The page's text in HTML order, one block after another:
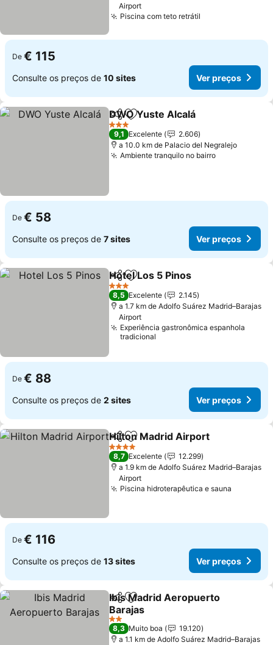
Airport
Piscina com teto retrátil
De € 115
Consulte os preços de 10 sites Ver preços
PartilharAdicionar aos favoritos
DWO Yuste Alcalá
3 Estrelas
9,1 Excelente
2.606
a 10.0 km de Palacio del Negralejo
Ambiente tranquilo no bairro
De € 58
Consulte os preços de 7 sites Ver preços
PartilharAdicionar aos favoritos
Hotel Los 5 Pinos
3 Estrelas
8,5 Excelente
2.145
a 1.7 km de Adolfo Suárez Madrid–Barajas
Airport
Experiência gastronômica espanhola
tradicional
De € 88
Consulte os preços de 2 sites Ver preços
PartilharAdicionar aos favoritos
Hilton Madrid Airport
4 Estrelas
8,7 Excelente
12.299
a 1.9 km de Adolfo Suárez Madrid–Barajas
Airport
Piscina hidroterapêutica e sauna
De € 116
Consulte os preços de 13 sites Ver preços
PartilharAdicionar aos favoritos
Ibis Madrid Aeropuerto
Barajas
2 Estrelas
8,3 Muito boa
19.120
a 1.1 km de Adolfo Suárez Madrid–Barajas